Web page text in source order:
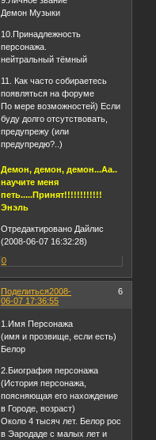
Демон Музыки
10.Принадлежность
персонажа.
нейтральный тёмный
11. Как часто собираетесь
появляться на форуме
По мере возможностей) Если
буду долго отсутствовать,
предупрежу (или
предупредю?..)
Демон, демон, демон...Аа..
научите меня
петь.....Принят!!!!!!!!!!!!
Энэль
Отредактировано Дайлис
(2008-06-07 16:32:28)
0
Поделиться 6
2008-
06-07 17:36:55
1.Имя Персонажа
(имя и прозвище, если есть)
Белор
2.Биография персонажа
(История персонажа,
поясняющая его нахождение
в Городе, возраст)
Около 4 тысяч лет. Белор рос
в Эародаде с малых лет и